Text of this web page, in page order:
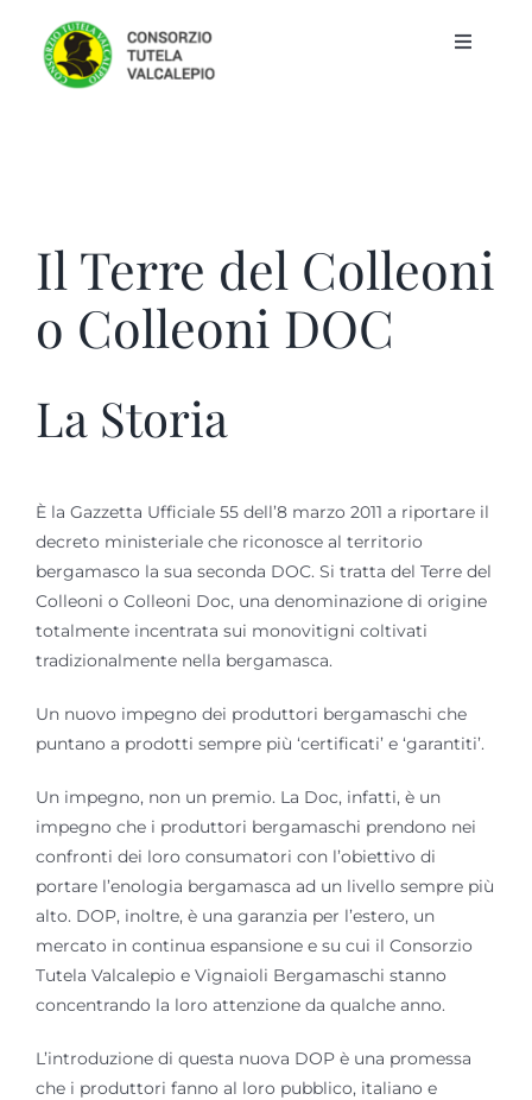
contenuto
Toggle
Vini tutelati
Evviva Valcalepio
Cerca
Bollettino difesa
vite
Il Terre del Colleoni
o Colleoni DOC
La Storia
È la Gazzetta Ufficiale 55 dell’8 marzo 2011 a riportare il
decreto ministeriale che riconosce al territorio
bergamasco la sua seconda DOC. Si tratta del Terre del
Colleoni o Colleoni Doc, una denominazione di origine
totalmente incentrata sui monovitigni coltivati
tradizionalmente nella bergamasca.
Un nuovo impegno dei produttori bergamaschi che
puntano a prodotti sempre più ‘certificati’ e ‘garantiti’.
Un impegno, non un premio. La Doc, infatti, è un
impegno che i produttori bergamaschi prendono nei
confronti dei loro consumatori con l’obiettivo di
portare l’enologia bergamasca ad un livello sempre più
alto. DOP, inoltre, è una garanzia per l’estero, un
mercato in continua espansione e su cui il Consorzio
Tutela Valcalepio e Vignaioli Bergamaschi stanno
concentrando la loro attenzione da qualche anno.
L’introduzione di questa nuova DOP è una promessa
che i produttori fanno al loro pubblico, italiano e